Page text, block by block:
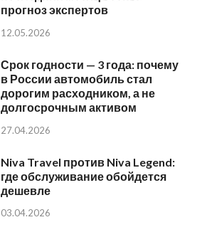
прогноз экспертов
12.05.2026
Срок годности — 3 года: почему
в России автомобиль стал
дорогим расходником, а не
долгосрочным активом
27.04.2026
Niva Travel против Niva Legend:
где обслуживание обойдется
дешевле
03.04.2026